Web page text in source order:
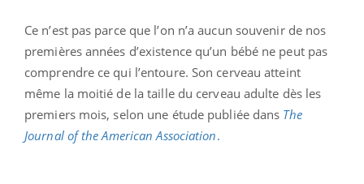
Ce n’est pas parce que l’on n’a aucun souvenir de nos
premières années d’existence qu’un bébé ne peut pas
comprendre ce qui l’entoure. Son cerveau atteint
même la moitié de la taille du cerveau adulte dès les
premiers mois, selon une étude publiée dans The
Journal of the American Association.